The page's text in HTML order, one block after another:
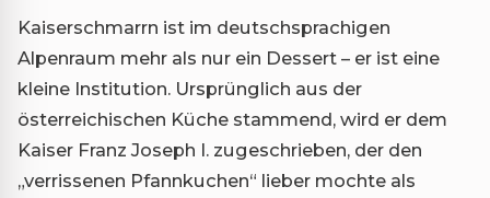
Kaiserschmarrn ist im deutschsprachigen
Alpenraum mehr als nur ein Dessert – er ist eine
kleine Institution. Ursprünglich aus der
österreichischen Küche stammend, wird er dem
Kaiser Franz Joseph I. zugeschrieben, der den
„verrissenen Pfannkuchen“ lieber mochte als